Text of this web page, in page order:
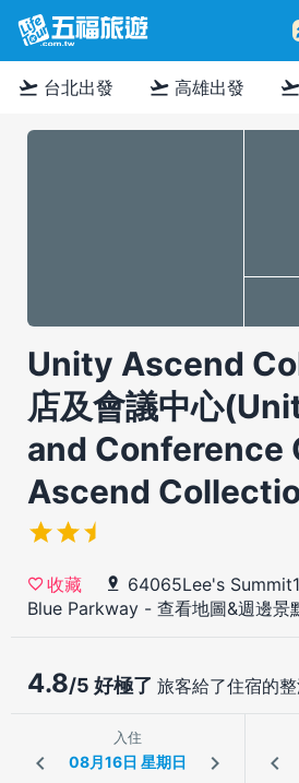
flight_takeoff 台北出發 flight_takeoff 高雄出發 flight_takeoff
Unity Ascend
店及會議中心
and Conference
Ascend
收藏
64065Lee's
Blue Parkway - 查看地圖&週邊景
4.8/5 好極了 旅客給了住宿的
入住